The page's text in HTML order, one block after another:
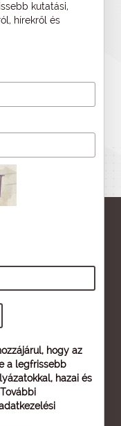
kutatási,
hírekről és
hogy az
a legfrissebb
hazai és